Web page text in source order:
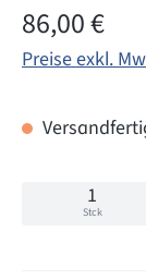
Regulärer Preis:
86,00 €
Preise exkl.
Stck